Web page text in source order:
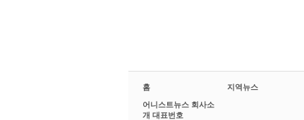
홈 지역뉴스
어니스트뉴스 회사소
개 대표번호